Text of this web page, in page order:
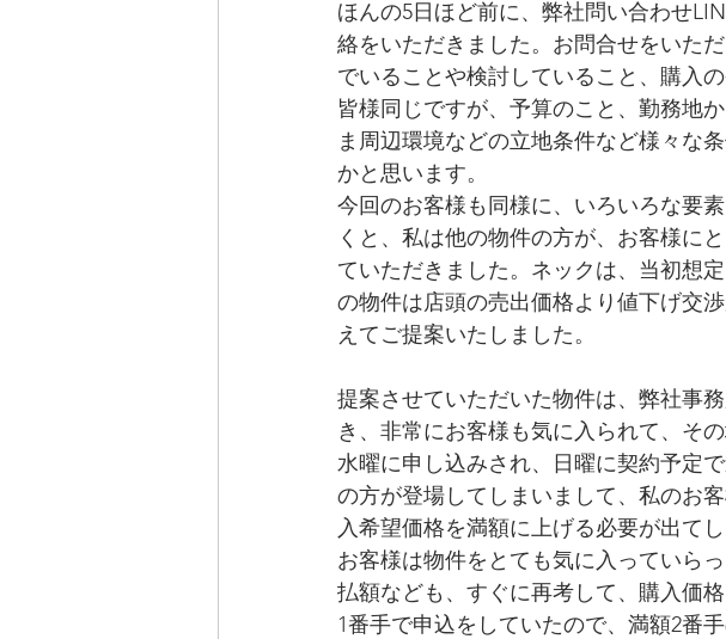
ほんの5日ほど前に、弊社問い合わせ
絡をいただきました。お問合せをいた
でいることや検討していること、購入
皆様同じですが、予算のこと、勤務地
ま周辺環境などの立地条件など様々な
かと思います。
今回のお客様も同様に、いろいろな要
くと、私は他の物件の方が、お客様に
ていただきました。ネックは、当初想
の物件は店頭の売出価格より値下げ交
えてご提案いたしました。
提案させていただいた物件は、弊社事
き、非常にお客様も気に入られて、そ
水曜に申し込みされ、日曜に契約予定
の方が登場してしまいまして、私のお
入希望価格を満額に上げる必要が出てし
お客様は物件をとても気に入っていら
払額なども、すぐに再考して、購入価
1番手で申込をしていたので、満額2番